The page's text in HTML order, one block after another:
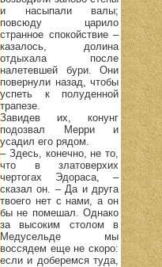
и насыпали валы;
повсюду царило
странное спокойствие –
казалось, долина
отдыхала после
налетевшей бури. Они
повернули назад, чтобы
успеть к полуденной
трапезе.
Завидев их, конунг
подозвал Мерри и
усадил его рядом.
– Здесь, конечно, не то,
что в златоверхих
чертогах Эдораса, –
сказал он. – Да и друга
твоего нет с нами, а он
бы не помешал. Однако
за высоким столом в
Медусельде мы
воссядем еще не скоро:
если и доберемся туда,